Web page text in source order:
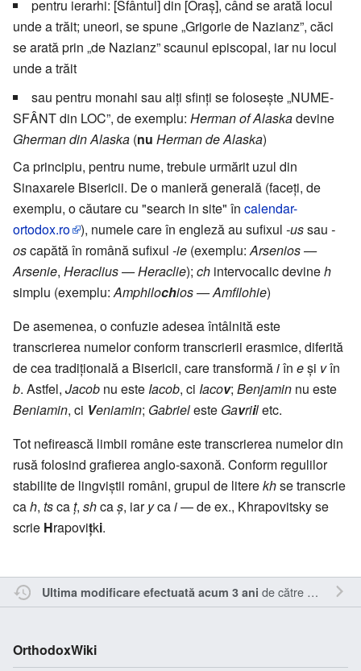
pentru ierarhi: [Sfântul] din [Oraș], când se arată locul
unde a trăit; uneori, se spune „Grigorie de Nazianz”, căci
se arată prin „de Nazianz” scaunul episcopal, iar nu locul
unde a trăit
sau pentru monahi sau alți sfinți se folosește „NUME-
SFÂNT din LOC”, de exemplu: Herman of Alaskadevine
Gherman din Alaska (nu Herman de Alaska)
Ca principiu, pentru nume, trebuie urmărit uzul din
Sinaxarele Bisericii. De o manieră generală (faceți, de
exemplu, o căutare cu "search in site" în calendar-
ortodox.ro ), numele care în engleză au sufixul -ussau -
oscapătă în română sufixul -ie (exemplu:Arsenios —
Arsenie, Heraclius — Heraclie); ch intervocalic devineh
simplu (exemplu:Amphilochios — Amfilohie)
De asemenea, o confuzie adesea întâlnită este
transcrierea numelor conform transcrierii erasmice, diferită
de cea tradițională a Bisericii, care transformăiîn eși vîn
b. Astfel, Jacob nu este Iacob, ci Iacov; Benjamin nu este
Beniamin, ci Veniamin; Gabrieleste Gavriiletc.
Tot nefirească limbii române este transcrierea numelor din
rusă folosind grafierea anglo-saxonă. Conform regulilor
stabilite de lingviștii români, grupul de literekhse transcrie
cah, tscaț, shcaș, iarycai— de ex., Khrapovitsky se
scrie Hrapovițki.
Ultima modificare efectuată acum 3 ani de către RappY.
OrthodoxWiki